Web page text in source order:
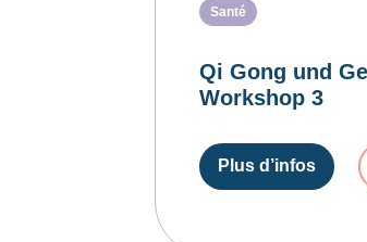
Santé
Qi Gong und
Workshop 3
Plus d’infos